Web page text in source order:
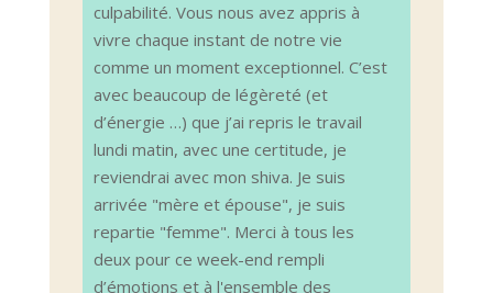
culpabilité. Vous nous avez appris à
vivre chaque instant de notre vie
comme un moment exceptionnel. C’est
avec beaucoup de légèreté (et
d’énergie …) que j’ai repris le travail
lundi matin, avec une certitude, je
reviendrai avec mon shiva. Je suis
arrivée "mère et épouse", je suis
repartie "femme". Merci à tous les
deux pour ce week-end rempli
d’émotions et à l'ensemble des